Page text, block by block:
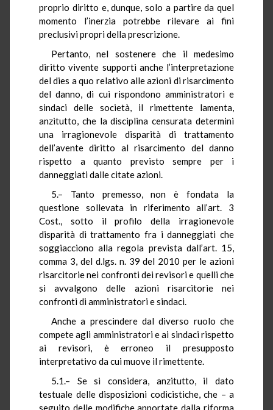
proprio diritto e, dunque, solo a partire da quel
momento l’inerzia potrebbe rilevare ai fini
preclusivi propri della prescrizione.
Pertanto, nel sostenere che il medesimo
diritto vivente supporti anche l’interpretazione
del dies a quo relativo alle azioni di risarcimento
del danno, di cui rispondono amministratori e
sindaci delle società, il rimettente lamenta,
anzitutto, che la disciplina censurata determini
una irragionevole disparità di trattamento
dell’avente diritto al risarcimento del danno
rispetto a quanto previsto sempre per i
danneggiati dalle citate azioni.
5.– Tanto premesso, non è fondata la
questione sollevata in riferimento all’art. 3
Cost., sotto il profilo della irragionevole
disparità di trattamento fra i danneggiati che
soggiacciono alla regola prevista dall’art. 15,
comma 3, del d.lgs. n. 39 del 2010 per le azioni
risarcitorie nei confronti dei revisori e quelli che
si avvalgono delle azioni risarcitorie nei
confronti di amministratori e sindaci.
Anche a prescindere dal diverso ruolo che
compete agli amministratori e ai sindaci rispetto
ai revisori, è erroneo il presupposto
interpretativo da cui muove il rimettente.
5.1.– Se si considera, anzitutto, il dato
testuale delle disposizioni codicistiche, che – a
seguito delle modifiche apportate dalla riforma